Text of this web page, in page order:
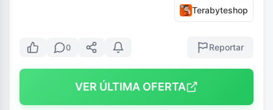
Terabyteshop
0 Reportar
VER ÚLTIMA OFERTA